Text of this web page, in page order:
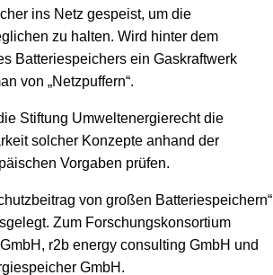
ins Netz gespeist, um die
zu halten. Wird hinter dem
Batteriespeichers ein Gaskraftwerk
von „Netzpuffern“.
Stiftung Umweltenergierecht die
solcher Konzepte anhand der
Vorgaben prüfen.
von großen Batteriespeichern“
Zum Forschungskonsortium
r2b energy consulting GmbH und
GmbH.